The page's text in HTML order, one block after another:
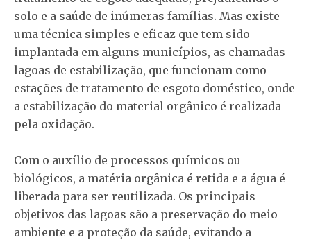
solo e a saúde de inúmeras famílias. Mas existe
uma técnica simples e eficaz que tem sido
implantada em alguns municípios, as chamadas
lagoas de estabilização, que funcionam como
estações de tratamento de esgoto doméstico, onde
a estabilização do material orgânico é realizada
pela oxidação.
Com o auxílio de processos químicos ou
biológicos, a matéria orgânica é retida e a água é
liberada para ser reutilizada. Os principais
objetivos das lagoas são a preservação do meio
ambiente e a proteção da saúde, evitando a